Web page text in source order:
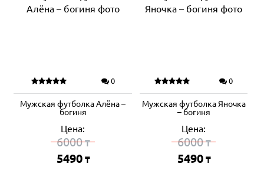
0
Мужская футболка Алёна –
богиня
Цена:
6000₸
5490 ₸
0
Мужская футболка Яночка
– богиня
Цена:
6000₸
5490 ₸